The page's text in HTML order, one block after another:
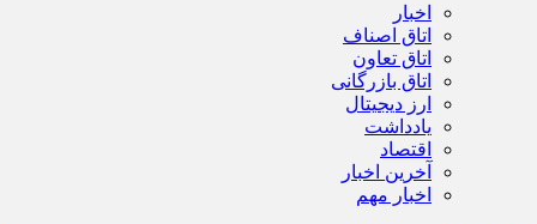
اخبار
اتاق اصناف
اتاق تعاون
اتاق بازرگانی
ارز دیجیتال
یادداشت
اقتصاد
آخرین اخبار
اخبار مهم